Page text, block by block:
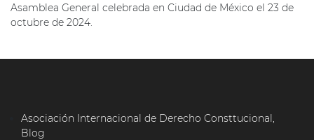
Asamblea General celebrada en Ciudad de México el 23 de
octubre de 2024.
Asociación Internacional de Derecho Consttucional,
Blog